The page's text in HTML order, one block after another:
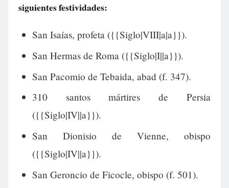
siguientes festividades:
San Isaías, profeta ({{Siglo|VIII|a|a}}).
San Hermas de Roma ({{Siglo|I||a}}).
San Pacomio de Tebaida, abad (f. 347).
310 santos mártires de Persia
({{Siglo|IV||a}}).
San Dionisio de Vienne, obispo
({{Siglo|IV||a}}).
San Geroncio de Ficocle, obispo (f. 501).